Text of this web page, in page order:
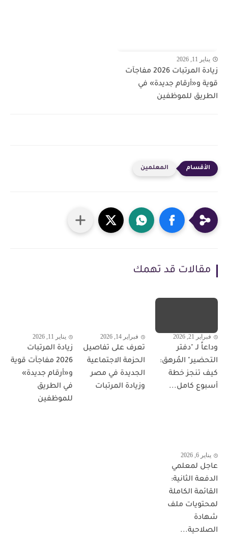
يناير 11, 2026
زيادة المرتبات 2026 مفاجآت
قوية و«أرقام جديدة» في
الطريق للموظفين
المعلمين
مقالات قد تهمك
فبراير 21, 2026
وداعاً لـ "دفتر
التحضير" المُرهق:
كيف تنجز خطة
أسبوع كامل...
فبراير 14, 2026
تعرف على تفاصيل
الحزمة الاجتماعية
الجديدة في مصر
وزيادة المرتبات
يناير 11, 2026
زيادة المرتبات
2026 مفاجآت قوية
و«أرقام جديدة»
في الطريق
للموظفين
يناير 6, 2026
عاجل لمعلمي
الدفعة الثانية:
القائمة الكاملة
لمحتويات ملف
شهادة
الصلاحية...